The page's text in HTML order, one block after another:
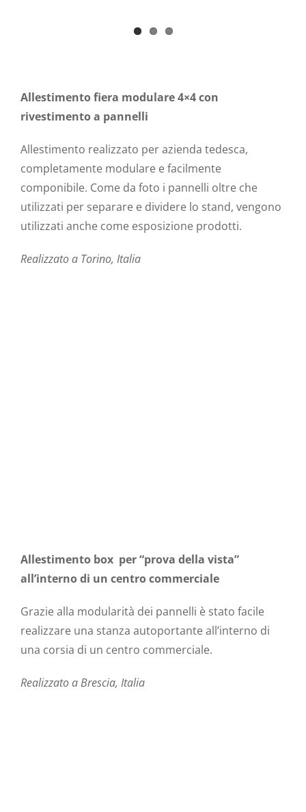
Allestimento fiera modulare 4×4 con
rivestimento a pannelli
Allestimento realizzato per azienda tedesca,
completamente modulare e facilmente
componibile. Come da foto i pannelli oltre che
utilizzati per separare e dividere lo stand, vengono
utilizzati anche come esposizione prodotti.
Realizzato a Torino, Italia
Allestimento box per “prova della vista”
all’interno di un centro commerciale
Grazie alla modularità dei pannelli è stato facile
realizzare una stanza autoportante all’interno di
una corsia di un centro commerciale.
Realizzato a Brescia, Italia